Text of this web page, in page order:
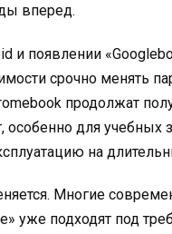
вперед.
и появлении
срочно менять
продолжат
для учебных
на
Многие
уже подходят под